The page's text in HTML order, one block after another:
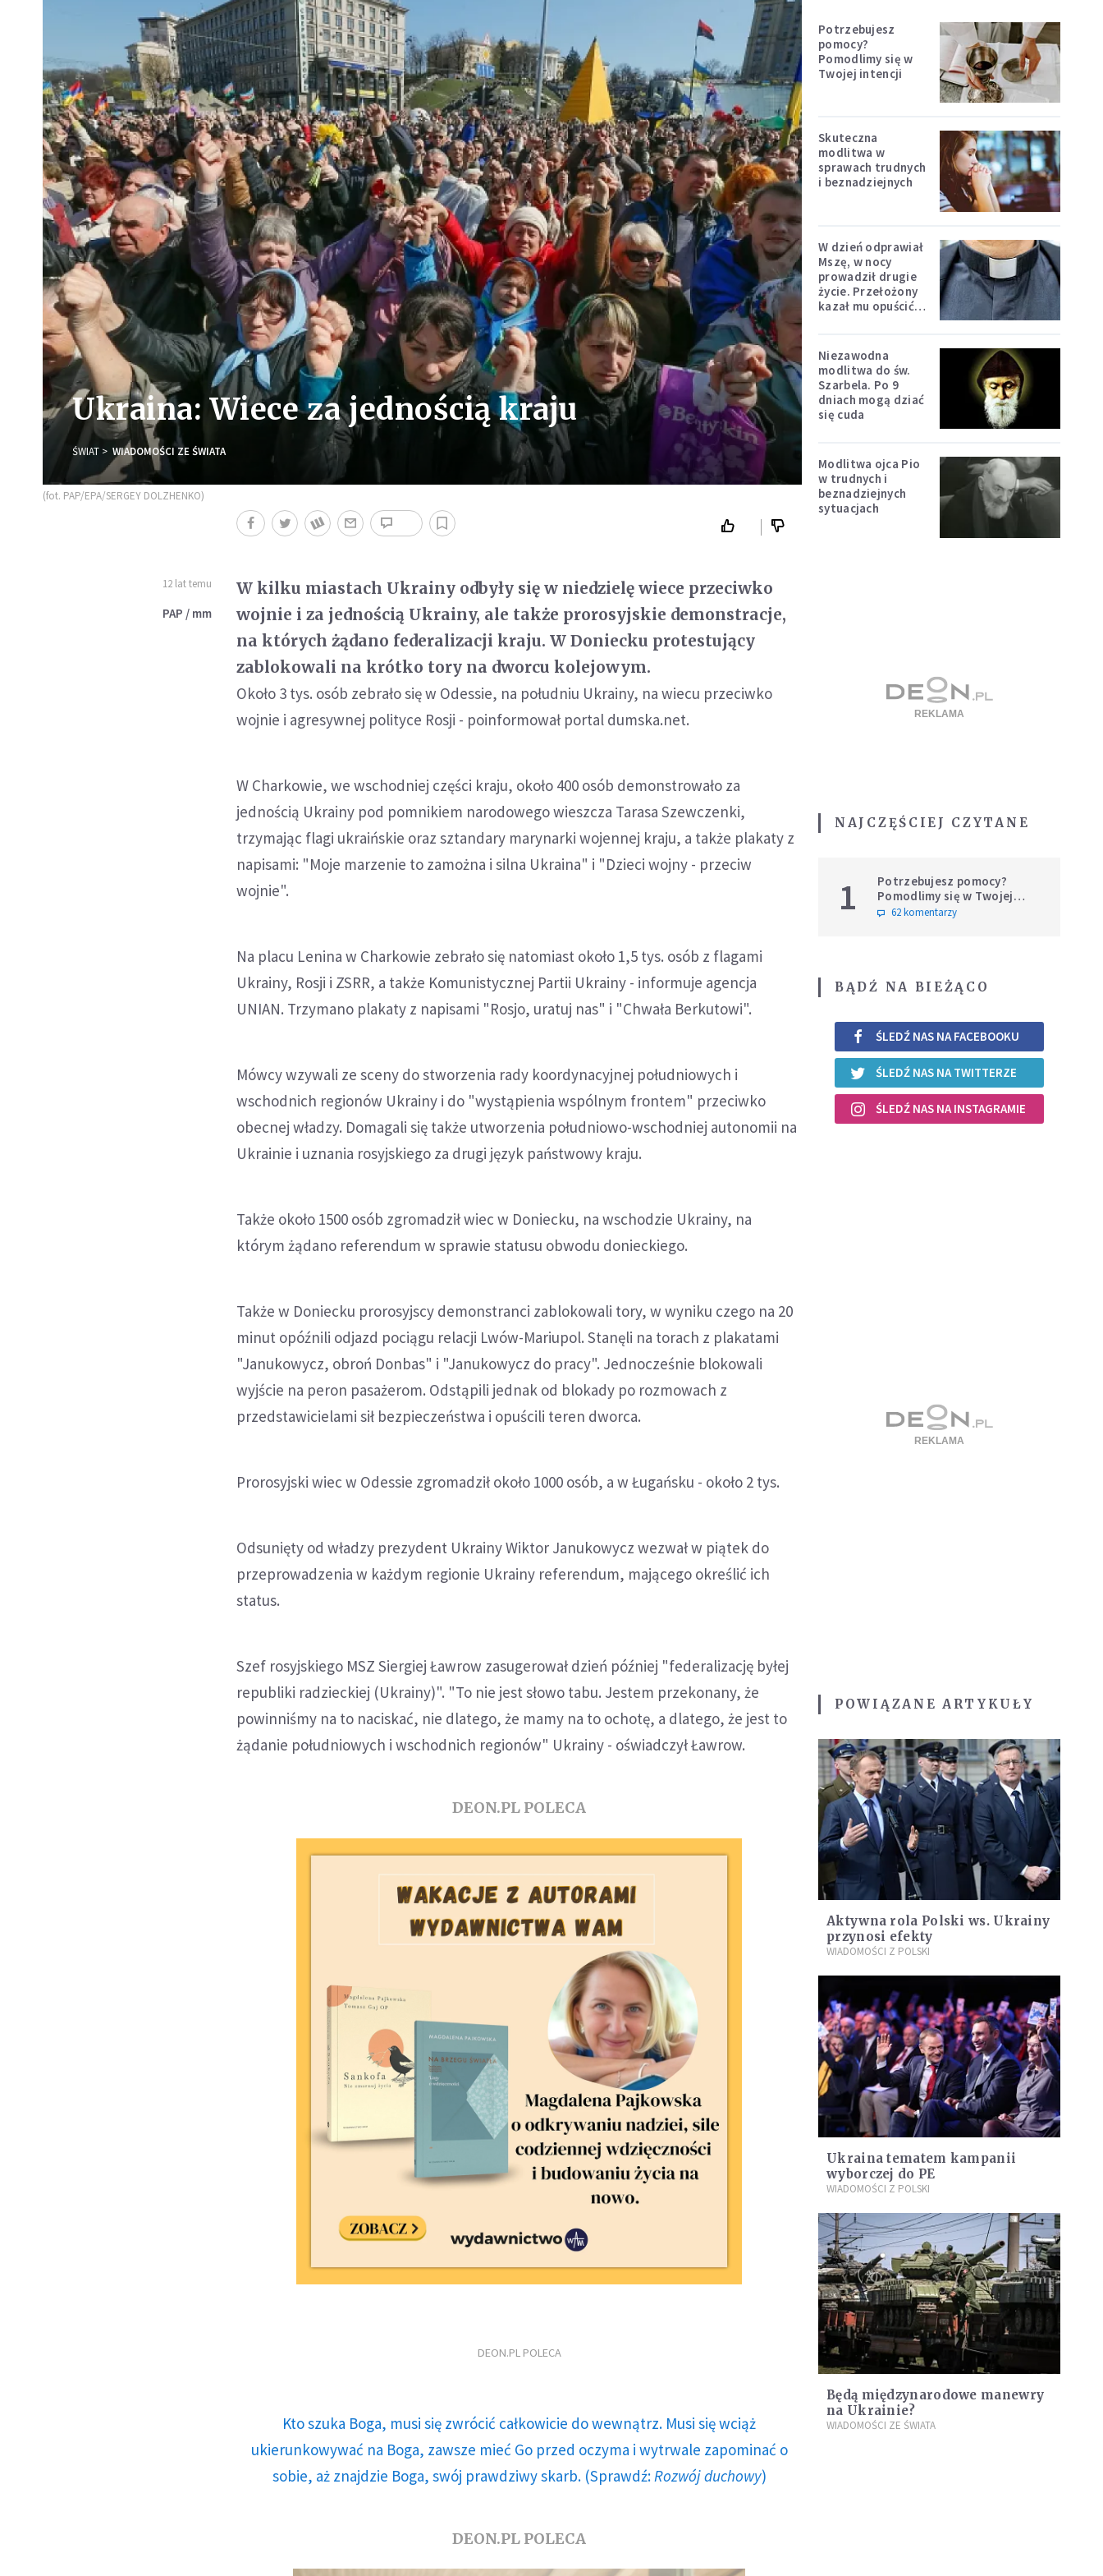
Ukraina: Wiece za jednością kraju
ŚWIAT WIADOMOŚCI ZE ŚWIATA
(fot. PAP/EPA/SERGEY DOLZHENKO)
12 lat temu
PAP / mm
W kilku miastach Ukrainy odbyły się w niedzielę wiece przeciwko
wojnie i za jednością Ukrainy, ale także prorosyjskie demonstracje,
na których żądano federalizacji kraju. W Doniecku protestujący
zablokowali na krótko tory na dworcu kolejowym.
Około 3 tys. osób zebrało się w Odessie, na południu Ukrainy, na wiecu przeciwko
wojnie i agresywnej polityce Rosji - poinformował portal dumska.net.
W Charkowie, we wschodniej części kraju, około 400 osób demonstrowało za
jednością Ukrainy pod pomnikiem narodowego wieszcza Tarasa Szewczenki,
trzymając flagi ukraińskie oraz sztandary marynarki wojennej kraju, a także plakaty z
napisami: "Moje marzenie to zamożna i silna Ukraina" i "Dzieci wojny - przeciw
wojnie".
Na placu Lenina w Charkowie zebrało się natomiast około 1,5 tys. osób z flagami
Ukrainy, Rosji i ZSRR, a także Komunistycznej Partii Ukrainy - informuje agencja
UNIAN. Trzymano plakaty z napisami "Rosjo, uratuj nas" i "Chwała Berkutowi".
Mówcy wzywali ze sceny do stworzenia rady koordynacyjnej południowych i
wschodnich regionów Ukrainy i do "wystąpienia wspólnym frontem" przeciwko
obecnej władzy. Domagali się także utworzenia południowo-wschodniej autonomii na
Ukrainie i uznania rosyjskiego za drugi język państwowy kraju.
Także około 1500 osób zgromadził wiec w Doniecku, na wschodzie Ukrainy, na
którym żądano referendum w sprawie statusu obwodu donieckiego.
Także w Doniecku prorosyjscy demonstranci zablokowali tory, w wyniku czego na 20
minut opóźnili odjazd pociągu relacji Lwów-Mariupol. Stanęli na torach z plakatami
"Janukowycz, obroń Donbas" i "Janukowycz do pracy". Jednocześnie blokowali
wyjście na peron pasażerom. Odstąpili jednak od blokady po rozmowach z
przedstawicielami sił bezpieczeństwa i opuścili teren dworca.
Prorosyjski wiec w Odessie zgromadził około 1000 osób, a w Ługańsku - około 2 tys.
Odsunięty od władzy prezydent Ukrainy Wiktor Janukowycz wezwał w piątek do
przeprowadzenia w każdym regionie Ukrainy referendum, mającego określić ich
status.
Szef rosyjskiego MSZ Siergiej Ławrow zasugerował dzień później "federalizację byłej
republiki radzieckiej (Ukrainy)". "To nie jest słowo tabu. Jestem przekonany, że
powinniśmy na to naciskać, nie dlatego, że mamy na to ochotę, a dlatego, że jest to
żądanie południowych i wschodnich regionów" Ukrainy - oświadczył Ławrow.
DEON.PL POLECA
DEON.PL POLECA
Kto szuka Boga, musi się zwrócić całkowicie do wewnątrz. Musi się wciąż
ukierunkowywać na Boga, zawsze mieć Go przed oczyma i wytrwale zapominać o
sobie, aż znajdzie Boga, swój prawdziwy skarb. (Sprawdź: Rozwój duchowy)
DEON.PL POLECA
Potrzebujesz
pomocy?
Pomodlimy się w
Twojej intencji
Skuteczna
modlitwa w
sprawach trudnych
i beznadziejnych
W dzień odprawiał
Mszę, w nocy
prowadził drugie
życie. Przełożony
kazał mu opuścić
Niezawodna
modlitwa do św.
Szarbela. Po 9
dniach mogą dziać
się cuda
Modlitwa ojca Pio
w trudnych i
beznadziejnych
sytuacjach
NAJCZĘŚCIEJ CZYTANE
1
Potrzebujesz pomocy?
Pomodlimy się w Twojej
intencji
62 komentarzy
BĄDŹ NA BIEŻĄCO
ŚLEDŹ NAS NA FACEBOOKU
ŚLEDŹ NAS NA TWITTERZE
ŚLEDŹ NAS NA INSTAGRAMIE
POWIĄZANE ARTYKUŁY
Aktywna rola Polski ws. Ukrainy
przynosi efekty
WIADOMOŚCI Z POLSKI
Ukraina tematem kampanii
wyborczej do PE
WIADOMOŚCI Z POLSKI
Będą międzynarodowe manewry
na Ukrainie?
WIADOMOŚCI ZE ŚWIATA